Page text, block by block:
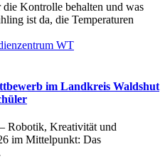
Kontrolle behalten und was
ist da, die Temperaturen
im Landkreis Waldshut
Robotik, Kreativität und
im Mittelpunkt: Das